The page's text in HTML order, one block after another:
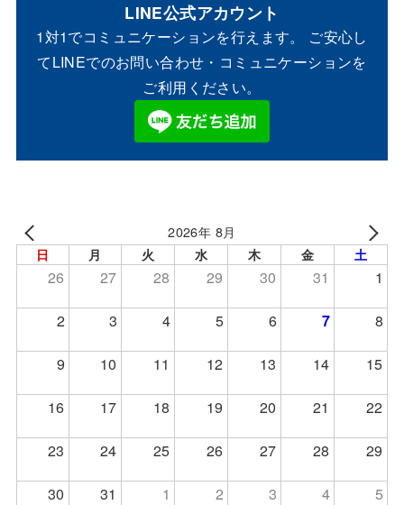
LINE公式アカウント
1対1でコミュニケーションを行えます。 ご安心し
てLINEでのお問い合わせ・コミュニケーションを
ご利用ください。
2026年 8月
日 月 火 水 木 金 土
26 27 28 29 30 31 1
2 3 4 5 6 7 8
9 10 11 12 13 14 15
16 17 18 19 20 21 22
23 24 25 26 27 28 29
30 31 1 2 3 4 5